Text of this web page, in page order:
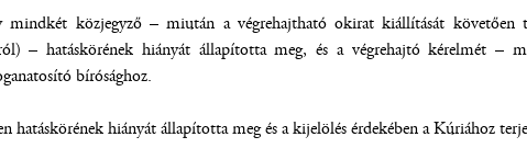
mindkét közjegyző – miután a végrehajtható okirat kiállítását követően
– hatáskörének hiányát állapította meg, és a végrehajtó kérelmét –
bírósághoz.
hiányát állapította meg és a kijelölés érdekében a Kúriához